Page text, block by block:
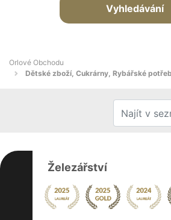
Vyhledávání
Orlové Obchodu
Dětské zboží, Cukrárny, Rybářské
Železářství